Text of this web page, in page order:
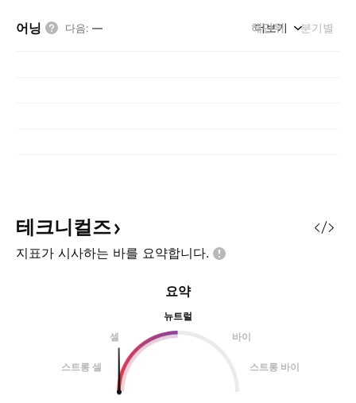
어닝 다음: — 해단위 분기별
더보기
테크니컬즈
지표가 시사하는 바를 요약합니다.
요약
뉴트럴
셀
바이
스트롱 셀 스트롱 바이